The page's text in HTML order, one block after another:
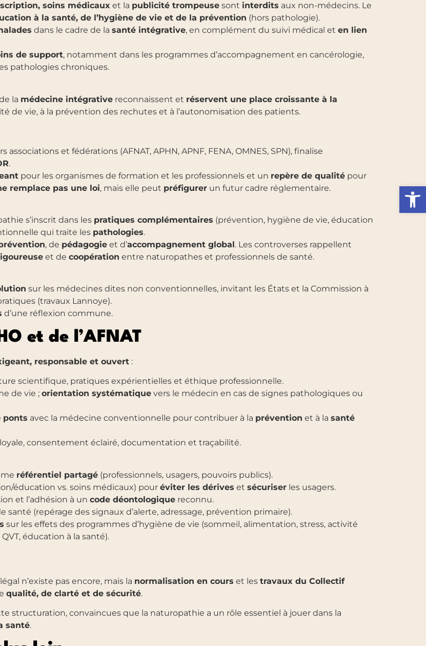
Ouvrir
soins médicaux et la publicité trompeuse sont interdits aux non-médecins. Le
à la santé, de l’hygiène de vie et de la prévention (hors pathologie).
dans le cadre de la santé intégrative, en complément du suivi médical et en lien
de support, notamment dans les programmes d’accompagnement en cancérologie,
pathologies chroniques.
la médecine intégrative reconnaissent et réservent une place croissante à la
de vie, à la prévention des rechutes et à l’autonomisation des patients.
associations et fédérations (AFNAT, APHN, APNF, FENA, OMNES, SPN), finalise
.
pour les organismes de formation et les professionnels et un repère de qualité pour
remplace pas une loi, mais elle peut préfigurer un futur cadre réglementaire.
s’inscrit dans les pratiques complémentaires (prévention, hygiène de vie, éducation
qui traite les pathologies.
, de pédagogie et d’accompagnement global. Les controverses rappellent
et de coopération entre naturopathes et professionnels de santé.
sur les médecines dites non conventionnelles, invitant les États et la Commission à
(travaux Lannoye).
d’une réflexion commune.
et de l’AFNAT
responsable et ouvert :
scientifique, pratiques expérientielles et éthique professionnelle.
de vie ; orientation systématique vers le médecin en cas de signes pathologiques ou
ponts avec la médecine conventionnelle pour contribuer à la prévention et à la santé
consentement éclairé, documentation et traçabilité.
référentiel partagé (professionnels, usagers, pouvoirs publics).
éducation vs. soins médicaux) pour éviter les dérives et sécuriser les usagers.
et l’adhésion à un code déontologique reconnu.
santé (repérage des signaux d’alerte, adressage, prévention primaire).
sur les effets des programmes d’hygiène de vie (sommeil, alimentation, stress, activité
éducation à la santé).
n’existe pas encore, mais la normalisation en cours et les travaux du Collectif
qualité, de clarté et de sécurité.
structuration, convaincues que la naturopathie a un rôle essentiel à jouer dans la
santé.